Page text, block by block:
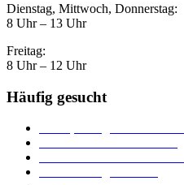
Dienstag, Mittwoch, Donnerstag:
8 Uhr – 13 Uhr
Freitag:
8 Uhr – 12 Uhr
Häufig gesucht